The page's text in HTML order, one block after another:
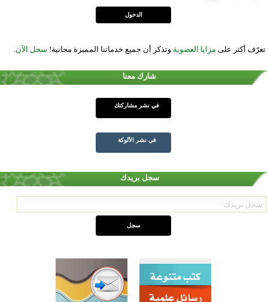
تعرّف أكثر على مزايا العضوية وتذكر أن جميع خدماتنا المميزة مجانية! سجل الآن
شارك معنا
في نشر مشاركتك
في نشر الألوكة
سجل بريدك